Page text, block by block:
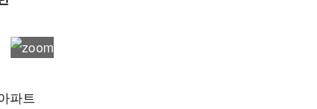
파트